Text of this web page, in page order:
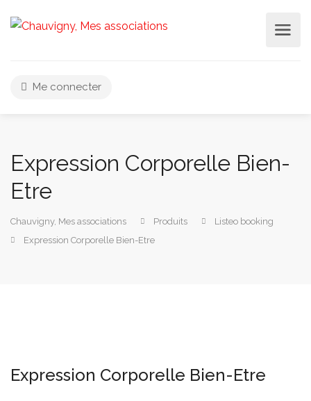
Me connecter
Expression Corporelle Bien-
Etre
Chauvigny, Mes associations Produits
Listeo booking
Expression Corporelle Bien-Etre
Expression Corporelle Bien-Etre